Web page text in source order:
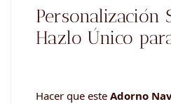
Personalización
Hazlo Único
Hacer que este Adorno